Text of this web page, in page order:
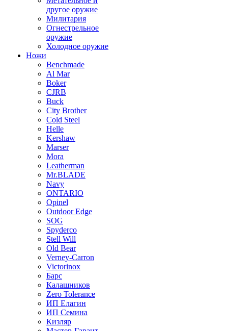
другое оружие
Милитария
Огнестрельное
оружие
Холодное оружие
Ножи
Benchmade
Al Mar
Boker
CJRB
Buck
City Brother
Cold Steel
Helle
Kershaw
Marser
Mora
Leatherman
Mr.BLADE
Navy
ONTARIO
Opinel
Outdoor Edge
SOG
Spyderco
Stell Will
Old Bear
Verney-Carron
Victorinox
Барс
Калашников
Zero Tolerance
ИП Елагин
ИП Семина
Кизляр